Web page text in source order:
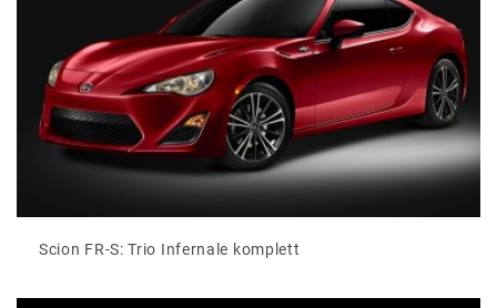
Scion FR-S: Trio Infernale komplett